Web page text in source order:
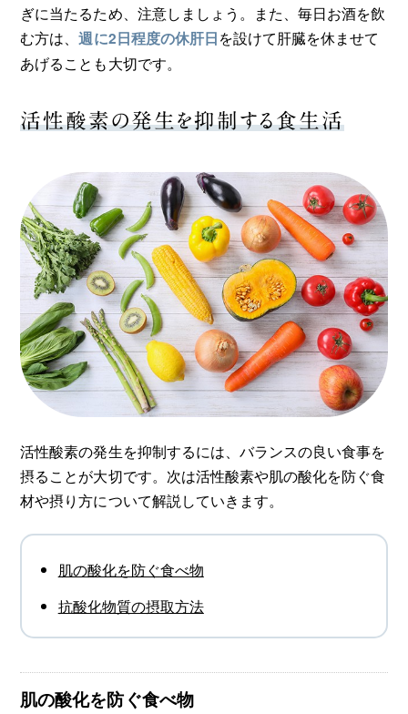
ぎに当たるため、注意しましょう。また、毎日お酒を飲
む方は、週に2日程度の休肝日を設けて肝臓を休ませて
あげることも大切です。
活性酸素の発生を抑制する食生活
活性酸素の発生を抑制するには、バランスの良い食事を
摂ることが大切です。次は活性酸素や肌の酸化を防ぐ食
材や摂り方について解説していきます。
肌の酸化を防ぐ食べ物
抗酸化物質の摂取方法
肌の酸化を防ぐ食べ物